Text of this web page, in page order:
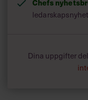
Chefs
Dina uppgifter